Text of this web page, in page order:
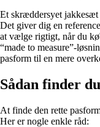
Et skræddersyet jakkesæt
Det giver dig en
at vælge rigtigt, når du
“made to measure”-
pasform til en mere
Sådan finder
At finde den rette
Her er nogle enkle råd: